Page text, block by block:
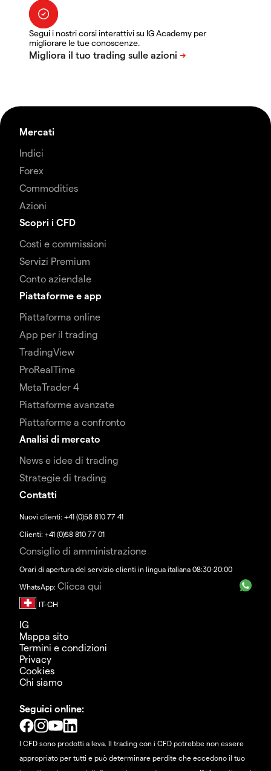
Segui i nostri corsi interattivi su IG Academy per
migliorare le tue conoscenze.
Mercati
Indici
Forex
Commodities
Azioni
Scopri i CFD
Costi e commissioni
Servizi Premium
Conto aziendale
Piattaforme e app
Piattaforma online
App per il trading
TradingView
ProRealTime
MetaTrader 4
Piattaforme avanzate
Piattaforme a confronto
Analisi di mercato
News e idee di trading
Strategie di trading
Contatti
Nuovi clienti: +41 (0)58 810 77 41
Clienti: +41 (0)58 810 77 01
Consiglio di amministrazione
Orari di apertura del servizio clienti in lingua italiana 08:30-20:00
WhatsApp: Clicca qui
IG
Mappa sito
Termini e condizioni
Privacy
Cookies
Chi siamo
Seguici online:
I CFD sono prodotti a leva. Il trading con i CFD potrebbe non essere
appropriato per tutti e può determinare perdite che eccedono il tuo